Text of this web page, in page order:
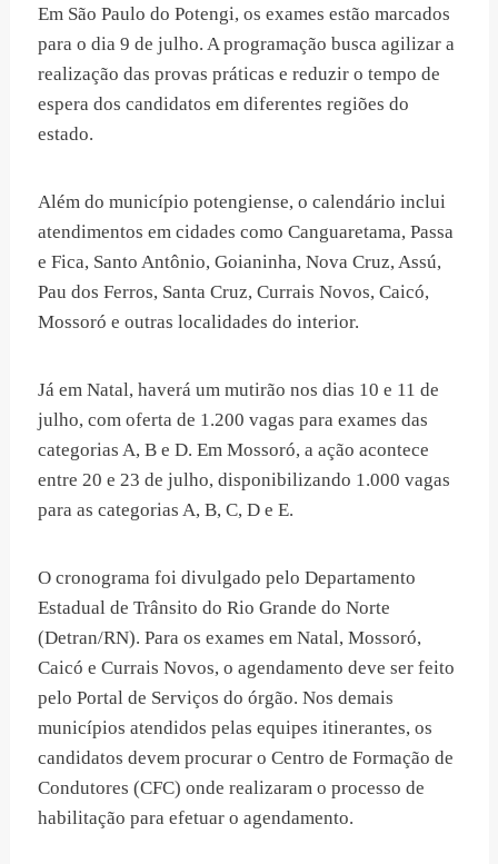
Em São Paulo do Potengi, os exames estão marcados
para o dia 9 de julho. A programação busca agilizar a
realização das provas práticas e reduzir o tempo de
espera dos candidatos em diferentes regiões do
estado.
Além do município potengiense, o calendário inclui
atendimentos em cidades como Canguaretama, Passa
e Fica, Santo Antônio, Goianinha, Nova Cruz, Assú,
Pau dos Ferros, Santa Cruz, Currais Novos, Caicó,
Mossoró e outras localidades do interior.
Já em Natal, haverá um mutirão nos dias 10 e 11 de
julho, com oferta de 1.200 vagas para exames das
categorias A, B e D. Em Mossoró, a ação acontece
entre 20 e 23 de julho, disponibilizando 1.000 vagas
para as categorias A, B, C, D e E.
O cronograma foi divulgado pelo Departamento
Estadual de Trânsito do Rio Grande do Norte
(Detran/RN). Para os exames em Natal, Mossoró,
Caicó e Currais Novos, o agendamento deve ser feito
pelo Portal de Serviços do órgão. Nos demais
municípios atendidos pelas equipes itinerantes, os
candidatos devem procurar o Centro de Formação de
Condutores (CFC) onde realizaram o processo de
habilitação para efetuar o agendamento.